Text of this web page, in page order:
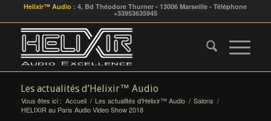
Helixir™ Audio : 4, Bd Théodore Thurner - 13006 Marseille - Téléphone
+33953635945
Les actualités d’Helixir™ Audio
Vous êtes ici : Accueil / Les actualités d’Helixir™ Audio / Salons /
HELIXIR au Paris Audio Video Show 2018